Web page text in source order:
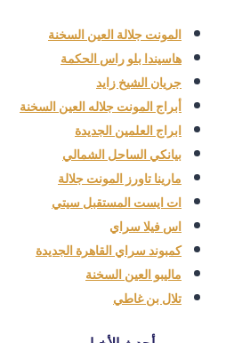
المونت جلالة العين السخنة
هاسيندا بلو راس الحكمة
جريان الشيخ زايد
أبراج المونت جلاله العين السخنة
ابراج العلمين الجديدة
بيانكي الساحل الشمالي
مارينا تاورز المونت جلالة
ات ايست المستقبل سيتي
اس فيلا سراي
كمبوند سراي القاهرة الجديدة
ماليبو العين السخنة
تلال بن غاطي